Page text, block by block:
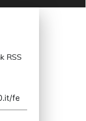
RSS